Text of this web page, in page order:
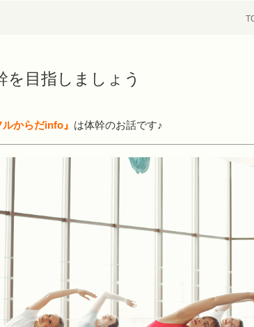
を目指しましょう
ルからだinfo』 は体幹のお話です♪